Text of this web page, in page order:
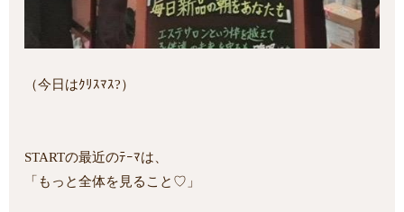
（今日はｸﾘｽﾏｽ?）
STARTの最近のﾃｰﾏは、
「もっと全体を見ること♡」